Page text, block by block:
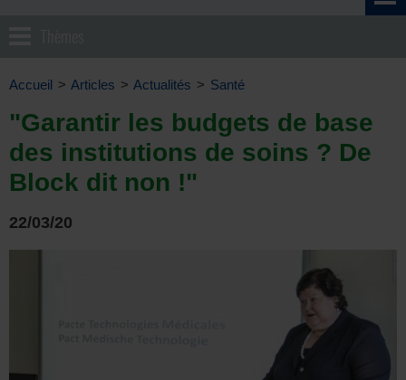
Accueil > Articles > Actualités > Santé
"Garantir les budgets de base
des institutions de soins ? De
Block dit non !"
22/03/20